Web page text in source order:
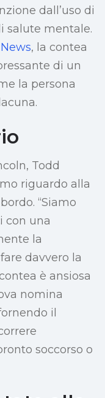
dall’uso di
salute mentale.
, la contea
di un
la persona
Todd
riguardo alla
“Siamo
con una
la
davvero la
è ansiosa
nomina
il
soccorso o